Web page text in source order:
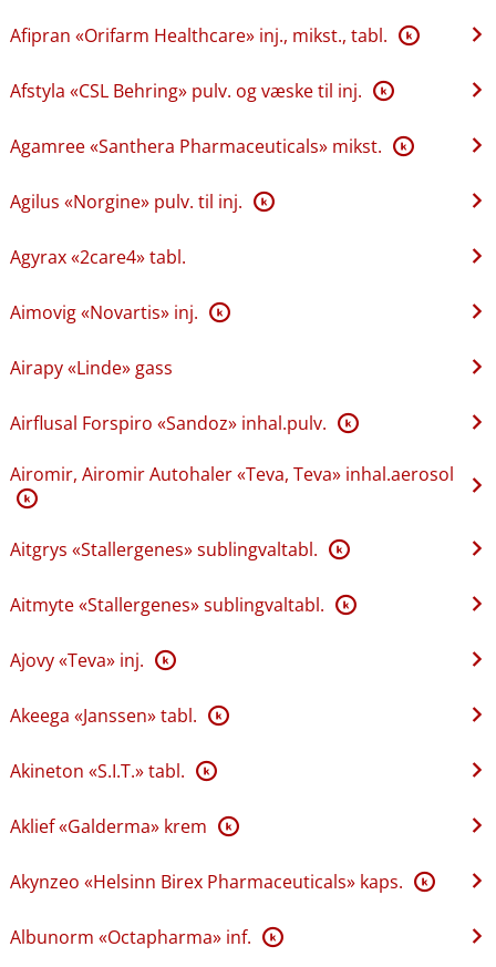
Afipran «Orifarm Healthcare» inj., mikst., tabl. K
Afstyla «CSL Behring» pulv. og væske til inj. K
Agamree «Santhera Pharmaceuticals» mikst. K
Agilus «Norgine» pulv. til inj. K
Agyrax «2care4» tabl.
Aimovig «Novartis» inj. K
Airapy «Linde» gass
Airflusal Forspiro «Sandoz» inhal.pulv. K
Airomir, Airomir Autohaler «Teva, Teva» inhal.aerosol
K
Aitgrys «Stallergenes» sublingvaltabl. K
Aitmyte «Stallergenes» sublingvaltabl. K
Ajovy «Teva» inj. K
Akeega «Janssen» tabl. K
Akineton «S.I.T.» tabl. K
Aklief «Galderma» krem K
Akynzeo «Helsinn Birex Pharmaceuticals» kaps. K
Albunorm «Octapharma» inf. K